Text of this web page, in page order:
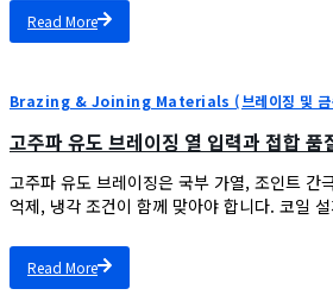
Read More
Brazing & Joining Materials (브레이징 및 금
고주파 유도 브레이징 열 입력과 접합 품
고주파 유도 브레이징은 국부 가열, 조인트 간
억제, 냉각 조건이 함께 맞아야 합니다. 코일
Read More